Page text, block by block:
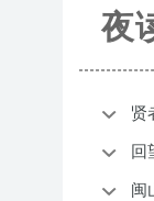
夜
贤
回
闽